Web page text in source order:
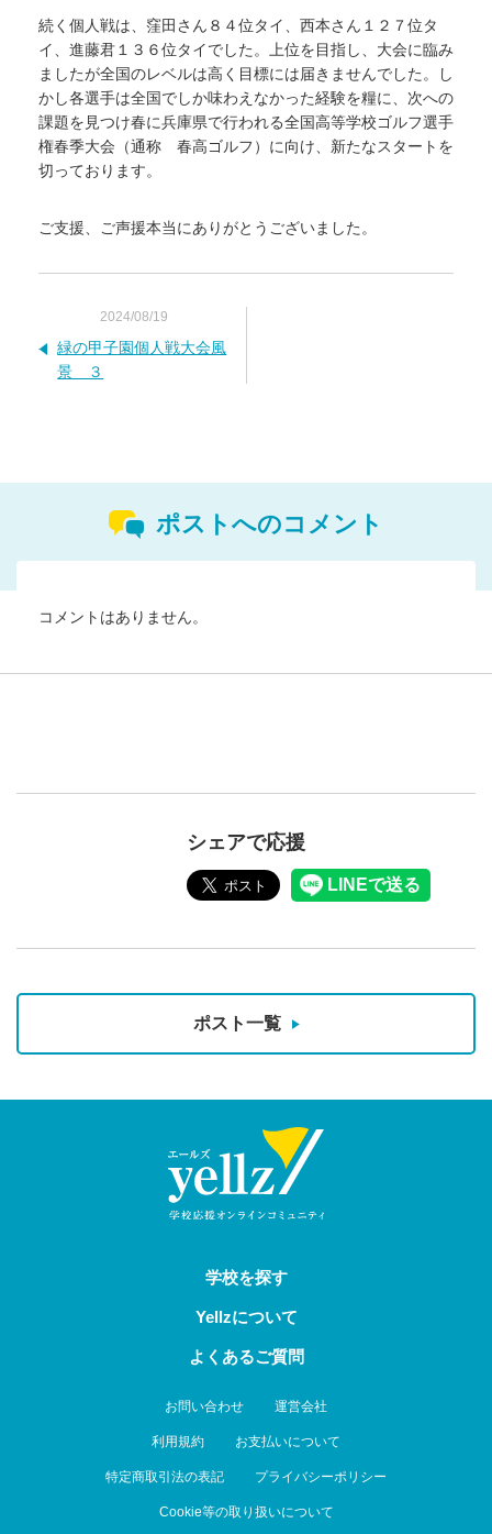
続く個人戦は、窪田さん８４位タイ、西本さん１２７位タ
イ、進藤君１３６位タイでした。上位を目指し、大会に臨み
ましたが全国のレベルは高く目標には届きませんでした。し
かし各選手は全国でしか味わえなかった経験を糧に、次への
課題を見つけ春に兵庫県で行われる全国高等学校ゴルフ選手
権春季大会（通称 春高ゴルフ）に向け、新たなスタートを
切っております。
ご支援、ご声援本当にありがとうございました。
2024/08/19
緑の甲子園個人戦大会風
景 ３
ポストへのコメント
コメントはありません。
シェアで応援
ポスト一覧
学校を探す
Yellzについて
よくあるご質問
お問い合わせ 運営会社
利用規約 お支払いについて
特定商取引法の表記 プライバシーポリシー
Cookie等の取り扱いについて